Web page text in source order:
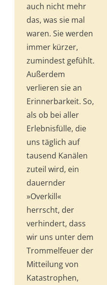
auch nicht mehr
das, was sie mal
waren. Sie werden
immer kürzer,
zumindest gefühlt.
Außerdem
verlieren sie an
Erinnerbarkeit. So,
als ob bei aller
Erlebnisfülle, die
uns täglich auf
tausend Ka­nälen
zuteil wird, ein
dauernder
»Overkill«
herrscht, der
verhindert, dass
wir uns unter dem
Trommelfeuer der
Mitteilung von
Katastrophen,